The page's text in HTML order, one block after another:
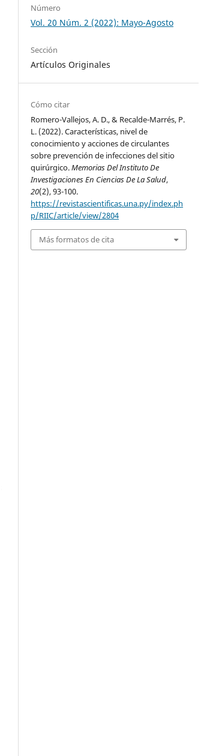
Número
Vol. 20 Núm. 2 (2022): Mayo-Agosto
Sección
Artículos Originales
Cómo citar
Romero-Vallejos, A. D., & Recalde-Marrés, P.
L. (2022). Características, nivel de
conocimiento y acciones de circulantes
sobre prevención de infecciones del sitio
quirúrgico.Memorias Del Instituto De
Investigaciones En Ciencias De La Salud,
20(2), 93-100.
https://revistascientificas.una.py/index.ph
p/RIIC/article/view/2804
Más formatos de cita